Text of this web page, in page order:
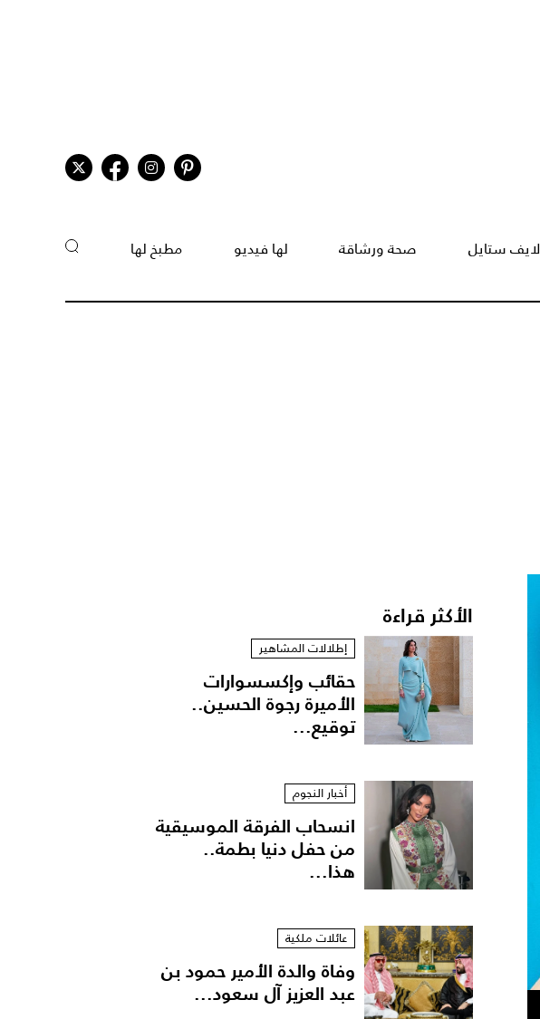
لايف ستايل صحة ورشاقة لها فيديو مطبخ لها
الأكثر قراءة
إطلالات المشاهير
حقائب وإكسسوارات
الأميرة رجوة الحسين..
توقيع...
أخبار النجوم
انسحاب الفرقة الموسيقية
من حفل دنيا بطمة..
هذا...
عائلات ملكية
وفاة والدة الأمير حمود بن
عبد العزيز آل سعود...